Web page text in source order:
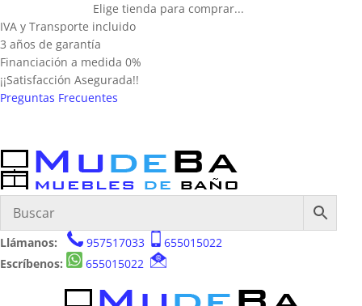
Elige tienda para comprar...
IVA y Transporte incluido
3 años de garantía
Financiación a medida 0%
¡¡Satisfacción Asegurada!!
Preguntas Frecuentes
Llámanos: 957517033
655015022
Escríbenos:
655015022